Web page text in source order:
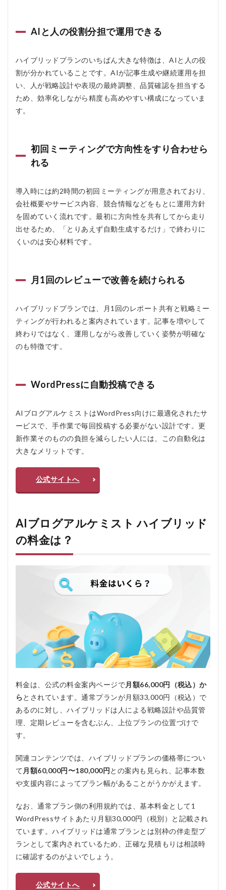
4.2
ト
4.2.1
費用は
安さ重
視の人
WordPress
以外では使
いにくい
外部レ
ビュー
はまだ
多くな
い
5
ア
ミ
ス
ト
ハ
イ
ド
す
す
め
す
人
め
い
人
5.1
おす
ロ
ア
ル
ケ
ミ
ス
ブ
リ
ッ
ド
よ
る
質
問
疑
AIと人の役割分担で運用できる
ハイブリッドプランのいちばん大きな特徴は、AIと人の役
割が分かれていることです。AIが記事生成や継続運用を担
い、人が戦略設計や表現の最終調整、品質確認を担当する
ため、効率化しながら精度も高めやすい構成になっていま
す。
初回ミーティングで方向性をすり合わせら
れる
導入時には約2時間の初回ミーティングが用意されており、
会社概要やサービス内容、競合情報などをもとに運用方針
を固めていく流れです。最初に方向性を共有してから走り
出せるため、「とりあえず自動生成するだけ」で終わりに
くいのは安心材料です。
月1回のレビューで改善を続けられる
ハイブリッドプランでは、月1回のレポート共有と戦略ミー
ティングが行われると案内されています。記事を増やして
終わりではなく、運用しながら改善していく姿勢が明確な
のも特徴です。
WordPressに自動投稿できる
AIブログアルケミストはWordPress向けに最適化されたサ
ービスで、手作業で毎回投稿する必要がない設計です。更
新作業そのものの負担を減らしたい人には、この自動化は
大きなメリットです。
公式サイトへ
AIブログアルケミスト ハイブリッド
の料金は？
料金は、公式の料金案内ページで月額66,000円（税込）か
らとされています。通常プランが月額33,000円（税込）で
あるのに対し、ハイブリッドは人による戦略設計や品質管
理、定期レビューを含むぶん、上位プランの位置づけで
す。
関連コンテンツでは、ハイブリッドプランの価格帯につい
て 月額60,000円〜180,000円との案内も見られ、記事本数
や支援内容によってプラン幅があることがうかがえます。
なお、通常プラン側の利用規約では、基本料金として1
WordPressサイトあたり月額30,000円（税別）と記載され
ています。ハイブリッドは通常プランとは別枠の伴走型プ
ランとして案内されているため、正確な見積もりは相談時
に確認するのがよいでしょう。
公式サイトへ